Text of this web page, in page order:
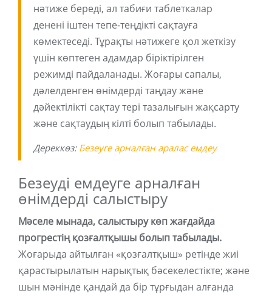
нәтиже береді, ал табиғи таблеткалар
денені іштен тепе-теңдікті сақтауға
көмектеседі. Тұрақты нәтижеге қол жеткізу
үшін көптеген адамдар біріктірілген
режимді пайдаланады. Жоғары сапалы,
дәлелденген өнімдерді таңдау және
дәйектілікті сақтау тері тазалығын жақсарту
және сақтаудың кілті болып табылады.
Дереккөз: Безеуге арналған аралас емдеу
Безеуді емдеуге арналған
өнімдерді салыстыру
Мәселе мынада, салыстыру көп жағдайда
прогрестің қозғалтқышы болып табылады.
Жоғарыда айтылған «қозғалтқыш» ретінде жиі
қарастырылатын нарықтық бәсекелестікте; және
шын мәнінде қандай да бір тұрғыдан алғанда